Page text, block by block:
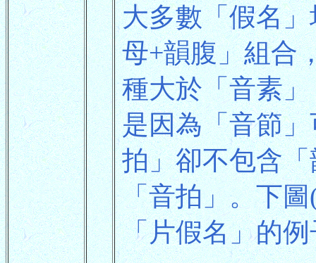
大多數「假名
母+韻腹」組合
種大於「音素
是因為「音節
拍」卻不包含
「音拍」。下
「片假名」的